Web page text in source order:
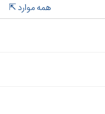
همه موارد